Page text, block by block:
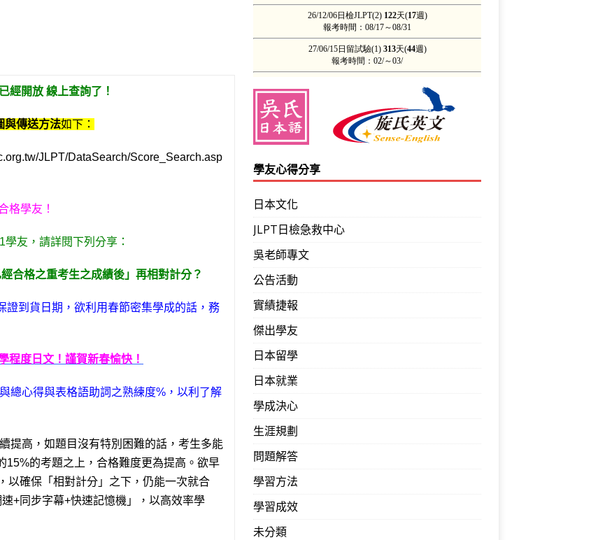
經開放 線上查詢了！
與傳送方法如下：
JLPT/DataSearch/Score_Search.asp
格學友！
友，請詳閱下列分享：
合格之重考生之成績後」再相對計分？
證到貨日期，欲利用春節密集學成的話，務
程度日文！謹賀新春愉快！
總心得與表格語助詞之熟練度%，以利了解
提高，如題目沒有特別困難的話，考生多能
的考題之上，合格難度更為提高。欲早
以確保「相對計分」之下，仍能一次就合
+同步字幕+快速記憶機」，以高效率學
學友心得分享
日本文化
JLPT日檢急救中心
吳老師專文
公告活動
實績捷報
傑出學友
日本留學
日本就業
學成決心
生涯規劃
問題解答
學習方法
學習成效
未分類